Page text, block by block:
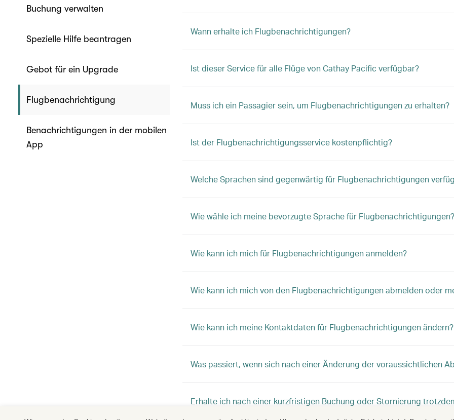
Buchung verwalten
Spezielle Hilfe beantragen
Gebot für ein Upgrade
Flugbenachrichtigung
Benachrichtigungen in der mobilen
App
Wann erhalte ich Flugbenachrichtigungen?
Ist dieser Service für alle Flüge von Cathay Pacific verfügbar?
Muss ich ein Passagier sein, um Flugbenachrichtigungen zu erhalten?
Ist der Flugbenachrichtigungsservice kostenpflichtig?
Welche Sprachen sind gegenwärtig für Flugbenachrichtigungen
Wie wähle ich meine bevorzugte Sprache für Flugbenachrichtigungen?
Wie kann ich mich für Flugbenachrichtigungen anmelden?
Wie kann ich mich von den Flugbenachrichtigungen abmelden oder
Wie kann ich meine Kontaktdaten für Flugbenachrichtigungen ändern?
Was passiert, wenn sich nach einer Änderung der voraussichtlichen
Erhalte ich nach einer kurzfristigen Buchung oder Stornierung